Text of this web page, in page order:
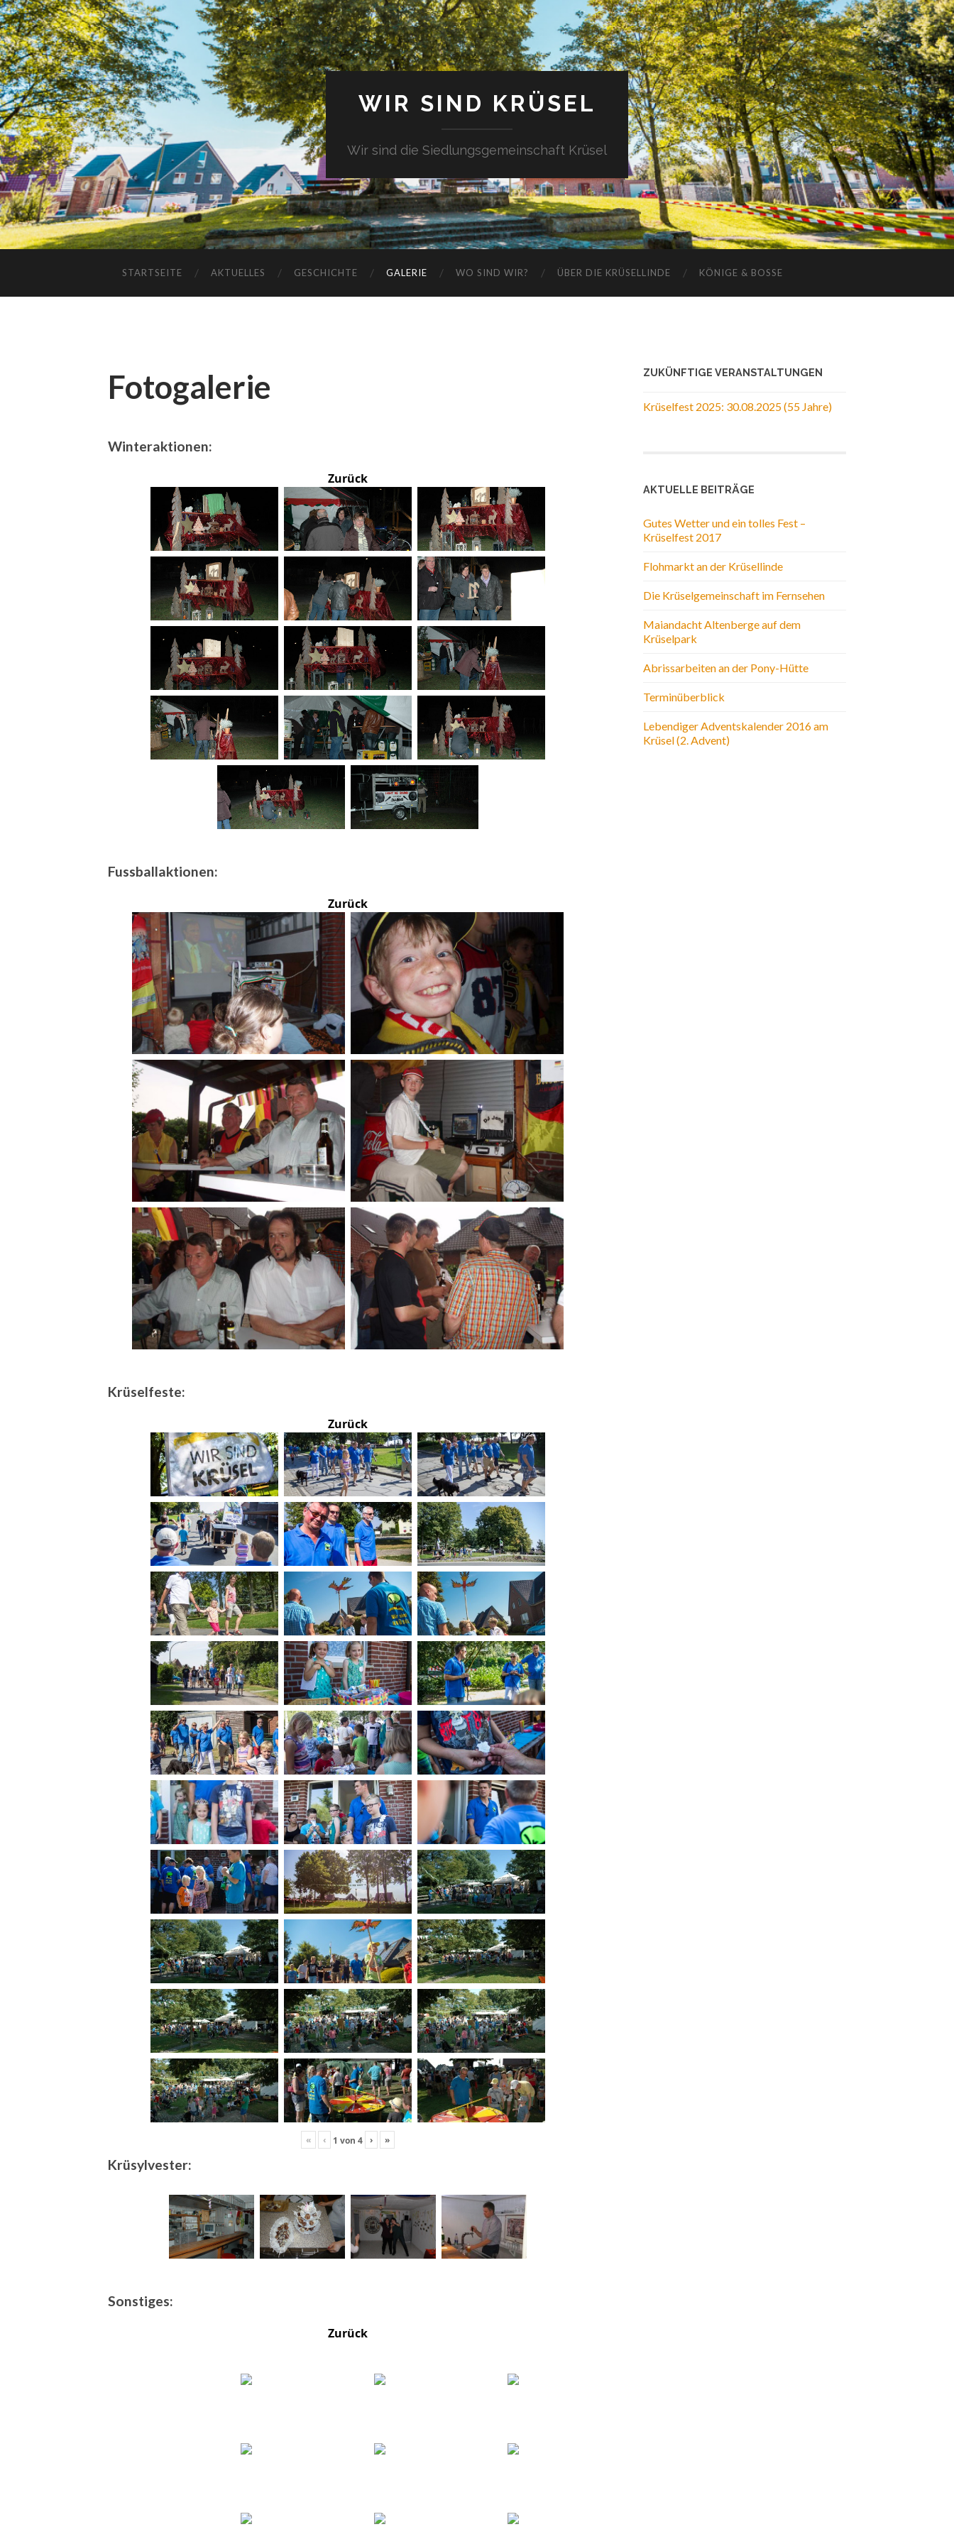
WIR SIND KRÜSEL
Wir sind die Siedlungsgemeinschaft Krüsel
STARTSEITE AKTUELLES GESCHICHTE GALERIE WO SIND WIR? ÜBER DIE KRÜSELLINDE KÖNIGE & BOSSE
Fotogalerie
Winteraktionen:
Zurück
Fussballaktionen:
Zurück
Krüselfeste:
Zurück
« ‹ 1 von 4 › »
Krüsylvester:
Sonstiges:
Zurück
ZUKÜNFTIGE VERANSTALTUNGEN
Krüselfest 2025: 30.08.2025 (55 Jahre)
AKTUELLE BEITRÄGE
Gutes Wetter und ein tolles Fest –
Krüselfest 2017
Flohmarkt an der Krüsellinde
Die Krüselgemeinschaft im Fernsehen
Maiandacht Altenberge auf dem
Krüselpark
Abrissarbeiten an der Pony-Hütte
Terminüberblick
Lebendiger Adventskalender 2016 am
Krüsel (2. Advent)